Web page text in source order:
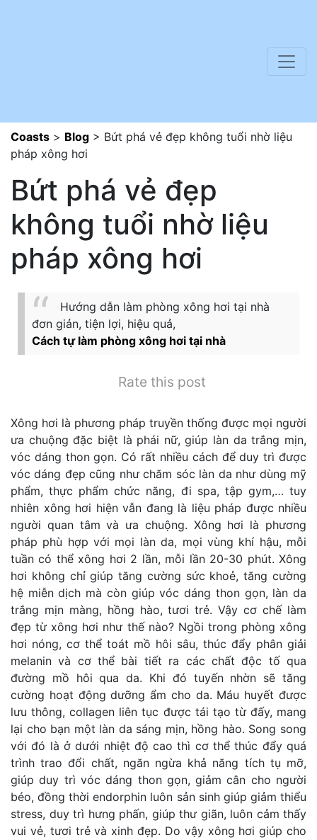
Coasts > Blog > Bứt phá vẻ đẹp không tuổi nhờ liệu
pháp xông hơi
Bứt phá vẻ đẹp
không tuổi nhờ liệu
pháp xông hơi
Hướng dẫn làm phòng xông hơi tại nhà
đơn giản, tiện lợi, hiệu quả,
Cách tự làm phòng xông hơi tại nhà
Rate this post
Xông hơi là phương pháp truyền thống được mọi người
ưa chuộng đặc biệt là phái nữ, giúp làn da trắng mịn,
vóc dáng thon gọn. Có rất nhiều cách để duy trì được
vóc dáng đẹp cũng như chăm sóc làn da như dùng mỹ
phẩm, thực phẩm chức năng, đi spa, tập gym,… tuy
nhiên xông hơi hiện vẫn đang là liệu pháp được nhiều
người quan tâm và ưa chuộng. Xông hơi là phương
pháp phù hợp với mọi làn da, mọi vùng khí hậu, mỗi
tuần có thể xông hơi 2 lần, mỗi lần 20-30 phút. Xông
hơi không chỉ giúp tăng cường sức khoẻ, tăng cường
hệ miễn dịch mà còn giúp vóc dáng thon gọn, làn da
trắng mịn màng, hồng hào, tươi trẻ. Vậy cơ chế làm
đẹp từ xông hơi như thế nào? Ngồi trong phòng xông
hơi nóng, cơ thể toát mồ hôi sâu, thúc đẩy phân giải
melanin và cơ thể bài tiết ra các chất độc tố qua
đường mồ hôi qua da. Khi đó tuyến nhờn sẽ tăng
cường hoạt động dưỡng ẩm cho da. Máu huyết được
lưu thông, collagen liên tục được tái tạo từ đấy, mang
lại cho bạn một làn da sáng mịn, hồng hào. Song song
với đó là ở dưới nhiệt độ cao thì cơ thể thúc đẩy quá
trình trao đổi chất, ngăn ngừa khả năng tích tụ mỡ,
giúp duy trì vóc dáng thon gọn, giảm cân cho người
béo, đồng thời endorphin luôn sản sinh giúp giảm thiểu
stress, duy trì hưng phấn, giúp thư giãn, luôn cảm thấy
vui vẻ, tươi trẻ và xinh đẹp. Do vậy xông hơi giúp cho